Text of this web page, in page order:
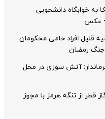
به خوابگاه دانشجویی
+ عکس
قلیل افراد حامی محکومان
آتش سوزی در محل
قطر از تنگه هرمز با مجوز